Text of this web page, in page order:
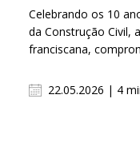
Celebrando os 10
da Construção Civil,
franciscana,
22.05.2026 | 4